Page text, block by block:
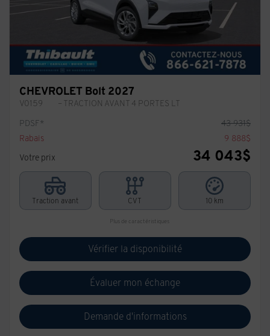
CHEVROLET Bolt 2027
V0159
– TRACTION AVANT 4 PORTES LT
PDSF*
43 931$
Rabais
9 888$
Votre prix
34 043$
Traction avant CVT 10 km
Plus de caractéristiques
Vérifier la disponibilité
Évaluer mon échange
Demande d'informations